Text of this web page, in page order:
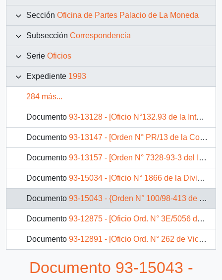
Sección Oficina de Partes Palacio de La Moneda
Subsección Correspondencia
Serie Oficios
Expediente 1993
284 más...
Documento 93-13128 - [Oficio N°132.93 de la Intendencia de la IV Región]
Documento 93-13147 - [Orden N° PR/13 de la Comisión Nacional de Energía]
Documento 93-13157 - [Orden N° 7328-93-3 del Instituto de Normalización Previsional]
Documento 93-15034 - [Oficio N° 1866 de la División Economía del Ministerio de Economía]
Documento 93-15043 - {Orden N° 100/98-413 de la Municipalidad de Lo Espejo]
Documento 93-12875 - [Oficio Ord. N° 3E/5056 de Jefe de Gabinete de Ministro de Salud, informa]
Documento 93-12891 - [Oficio Ord. N° 262 de Vicepresidente de la República, sollicita informe]
Documento 93-15043 -